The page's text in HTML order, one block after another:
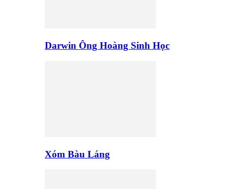
Darwin Ông Hoàng Sinh Học
Xóm Bàu Láng